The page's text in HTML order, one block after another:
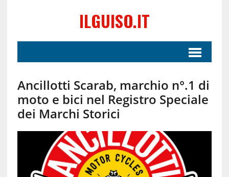
ILGUISO.IT
Ancillotti Scarab, marchio n°.1 di
moto e bici nel Registro Speciale
dei Marchi Storici